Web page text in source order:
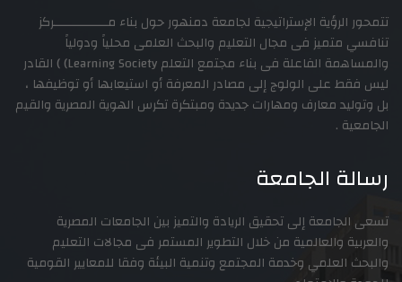
الإستراتيجية لجامعة دمنهور حول بناء مـــــــــــــــركز
فى مجال التعليم والبحث العلمى محلياً ودولياً
والمساهمة الفاعلة فى بناء مجتمع التعلم Learning Society) ) القادر
الولوج إلى مصادر المعرفة أو استيعابها أو توظيفها ،
معارف ومهارات جديدة ومبتكرة تكرس الهوية المصرية والقيم
الجامعة
إلى تحقيق الريادة والتميز بين الجامعات المصرية
من خلال التطوير المستمر فى مجالات التعليم
وخدمة المجتمع وتنمية البيئة وفقا للمعايير القومية